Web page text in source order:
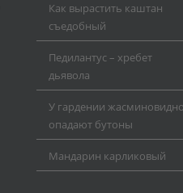
Как вырастить каштан
съедобный
Педилантус – хребет
дьявола
У гардении
опадают бутоны
Мандарин карликовый